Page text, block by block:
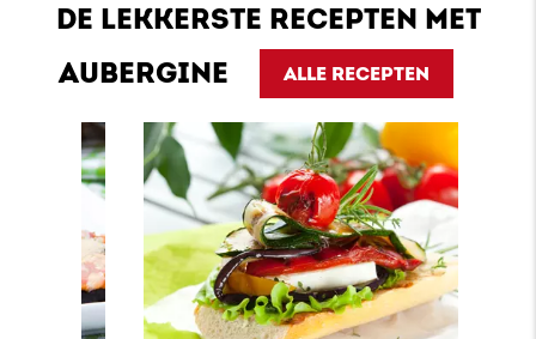
DE LEKKERSTE RECEPTEN MET
AUBERGINE
ALLE RECEPTEN